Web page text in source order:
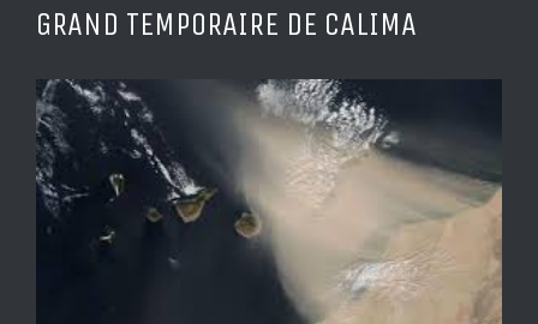
GRAND TEMPORAIRE DE CALIMA
Ver
imagen
más
grande